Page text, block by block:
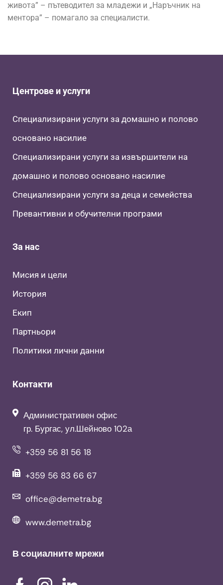
живота” – пътеводител за младежи и „Наръчник на
ментора” – помагало за специалисти.
Центрове и услуги
Специализирани услуги за домашно и полово
основано насилие
Специализирани услуги за извършители на
домашно и полово основано насилие
Специализирани услуги за деца и семейства
Превантивни и обучителни програми
За нас
Мисия и цели
История
Екип
Партньори
Политики лични данни
Контакти
Административен офис
гр. Бургас, ул.Шейново 102а
+359 56 81 56 18
+359 56 83 66 67
office@demetra.bg
www.demetra.bg
В социалните мрежи